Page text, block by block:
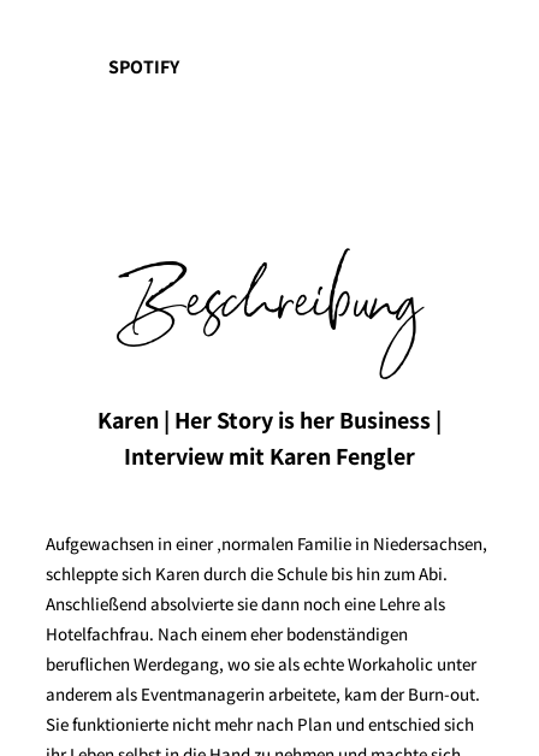
SPOTIFY
Beschreibung
Karen | Her Story is her Business |
Interview mit Karen Fengler
Aufgewachsen in einer ‚normalen Familie in Niedersachsen,
schleppte sich Karen durch die Schule bis hin zum Abi.
Anschließend absolvierte sie dann noch eine Lehre als
Hotelfachfrau. Nach einem eher bodenständigen
beruflichen Werdegang, wo sie als echte Workaholic unter
anderem als Eventmanagerin arbeitete, kam der Burn-out.
Sie funktionierte nicht mehr nach Plan und entschied sich